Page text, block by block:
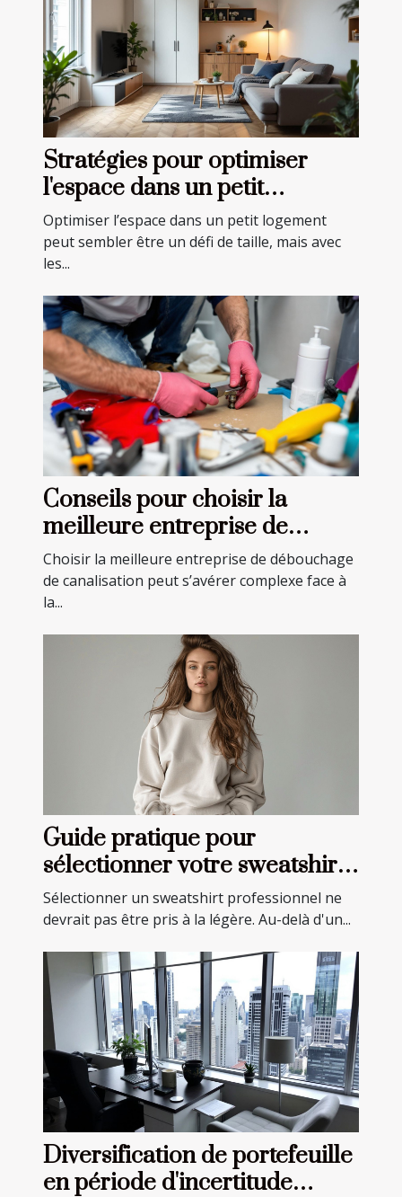
Stratégies pour optimiser
l'espace dans un petit
logement
Optimiser l’espace dans un petit logement
peut sembler être un défi de taille, mais avec
les...
Conseils pour choisir la
meilleure entreprise de
débouchage de canalisation
Choisir la meilleure entreprise de débouchage
de canalisation peut s’avérer complexe face à
la...
Guide pratique pour
sélectionner votre sweatshirt
professionnel idéal
Sélectionner un sweatshirt professionnel ne
devrait pas être pris à la légère. Au-delà d'un...
Diversification de portefeuille
en période d'incertitude